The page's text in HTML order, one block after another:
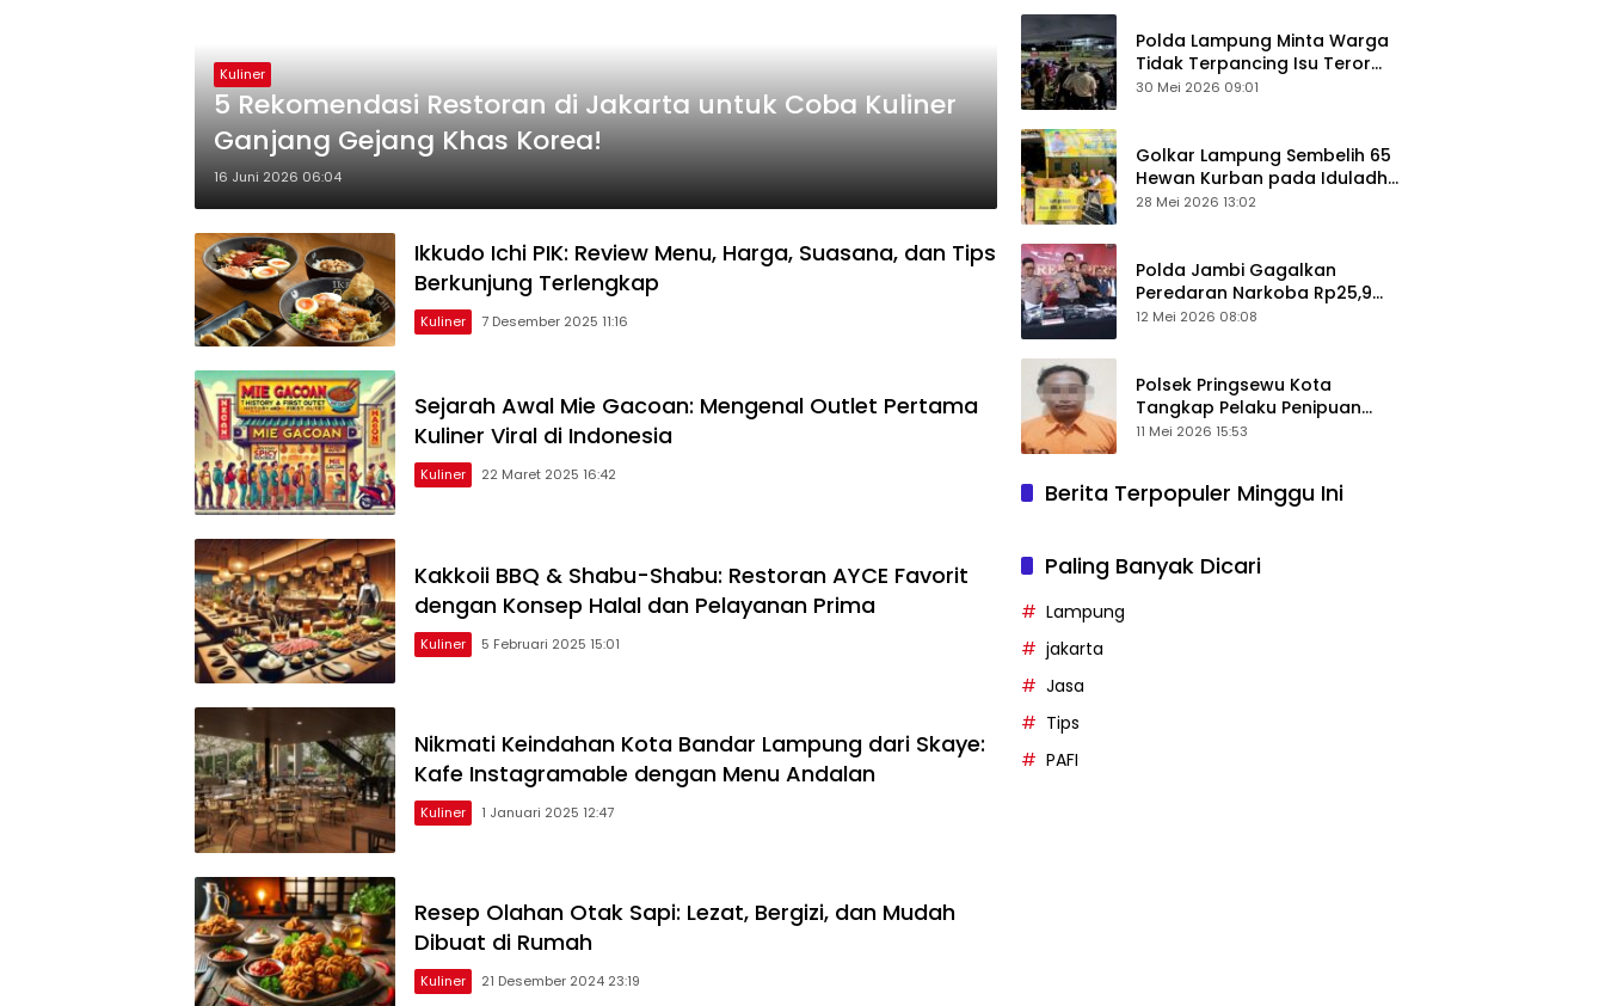
Kuliner
5 Rekomendasi Restoran di Jakarta untuk Coba Kuliner
Ganjang Gejang Khas Korea!
16 Juni 2026 06:04
Ikkudo Ichi PIK: Review Menu, Harga, Suasana, dan Tips
Berkunjung Terlengkap
Kuliner 7 Desember 2025 11:16
Sejarah Awal Mie Gacoan: Mengenal Outlet Pertama
Kuliner Viral di Indonesia
Kuliner 22 Maret 2025 16:42
Kakkoii BBQ & Shabu-Shabu: Restoran AYCE Favorit
dengan Konsep Halal dan Pelayanan Prima
Kuliner 5 Februari 2025 15:01
Nikmati Keindahan Kota Bandar Lampung dari Skaye:
Kafe Instagramable dengan Menu Andalan
Kuliner 1 Januari 2025 12:47
Resep Olahan Otak Sapi: Lezat, Bergizi, dan Mudah
Dibuat di Rumah
Kuliner 21 Desember 2024 23:19
Polda Lampung Minta Warga
Tidak Terpancing Isu Teror
Pocong Palsu, Patroli
30 Mei 2026 09:01
Golkar Lampung Sembelih 65
Hewan Kurban pada Iduladha
1447 Hijriah
28 Mei 2026 13:02
Polda Jambi Gagalkan
Peredaran Narkoba Rp25,9
Miliar, Empat Tersangka
12 Mei 2026 08:08
Polsek Pringsewu Kota
Tangkap Pelaku Penipuan
Mobil, Sempat Kabur ke Jambi
11 Mei 2026 15:53
Berita Terpopuler Minggu Ini
Paling Banyak Dicari
Lampung
jakarta
Jasa
Tips
PAFI